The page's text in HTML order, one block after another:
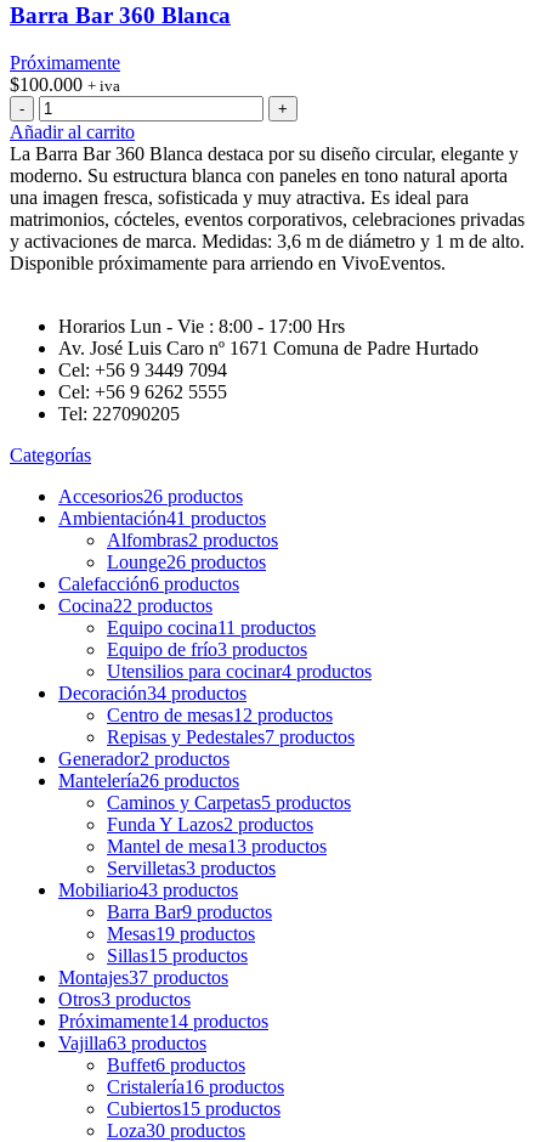
Barra Bar 360 Blanca
Próximamente
$100.000 + iva
Barra
Bar
360
Blanca
cantidad
Añadir al carrito
La Barra Bar 360 Blanca destaca por su diseño circular, elegante y
moderno. Su estructura blanca con paneles en tono natural aporta
una imagen fresca, sofisticada y muy atractiva. Es ideal para
matrimonios, cócteles, eventos corporativos, celebraciones privadas
y activaciones de marca. Medidas: 3,6 m de diámetro y 1 m de alto.
Disponible próximamente para arriendo en VivoEventos.
Horarios Lun - Vie : 8:00 - 17:00 Hrs
Av. José Luis Caro nº 1671 Comuna de Padre Hurtado
Cel: +56 9 3449 7094
Cel: +56 9 6262 5555
Tel: 227090205
Categorías
Accesorios26 productos
Ambientación41 productos
Alfombras2 productos
Lounge26 productos
Calefacción6 productos
Cocina22 productos
Equipo cocina11 productos
Equipo de frío3 productos
Utensilios para cocinar4 productos
Decoración34 productos
Centro de mesas12 productos
Repisas y Pedestales7 productos
Generador2 productos
Mantelería26 productos
Caminos y Carpetas5 productos
Funda Y Lazos2 productos
Mantel de mesa13 productos
Servilletas3 productos
Mobiliario43 productos
Barra Bar9 productos
Mesas19 productos
Sillas15 productos
Montajes37 productos
Otros3 productos
Próximamente14 productos
Vajilla63 productos
Buffet6 productos
Cristalería16 productos
Cubiertos15 productos
Loza30 productos